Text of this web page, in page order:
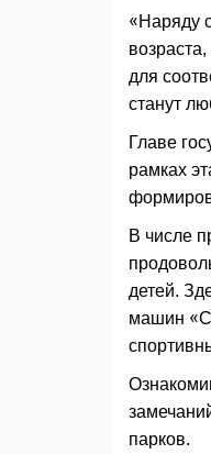
«Наряду
для
станут
Главе
рамках
В числе
детей.
машин
парков.